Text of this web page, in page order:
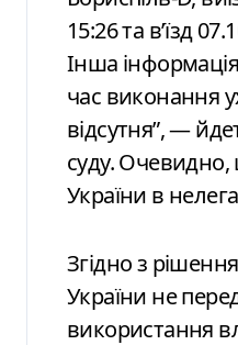
15:26 та вʼїзд
Інша
час виконання
відсутня”, —
суду. Очевидно,
України в
Згідно з
України не
використання